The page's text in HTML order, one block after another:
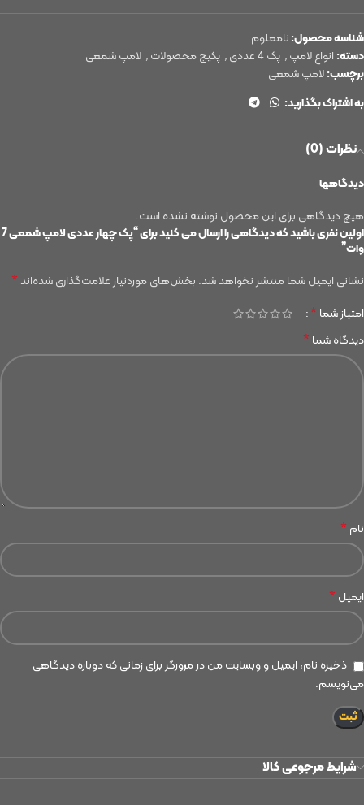
شناسه محصول:نامعلوم
دسته: انواع لامپ, پک 4 عددی , پکیج محصولات, لامپ شمعی
برچسب:لامپ شمعی
به اشتراک بگذارید:
نظرات (0)
دیدگاهها
هیچ دیدگاهی برای این محصول نوشته نشده است.
اولین نفری باشید که دیدگاهی را ارسال می کنید برای “پک چهار عددی لامپ شمعی 7
وات”
نشانی ایمیل شما منتشر نخواهد شد. بخش‌های موردنیاز علامت‌گذاری شده‌اند *
امتیاز شما *
دیدگاه شما *
نام *
ایمیل *
ذخیره نام، ایمیل و وبسایت من در مرورگر برای زمانی که دوباره دیدگاهی
می‌نویسم.
شرایط مرجوعی کالا